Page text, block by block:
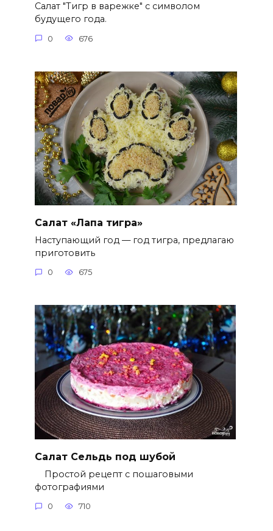
Салат "Тигр в варежке" с символом
будущего года.
0 676
Салат «Лапа тигра»
Наступающий год — год тигра, предлагаю
приготовить
0 675
Салат Сельдь под шубой
Простой рецепт с пошаговыми
фотографиями
0 710